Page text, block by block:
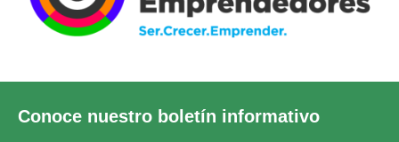
Conoce nuestro boletín informativo